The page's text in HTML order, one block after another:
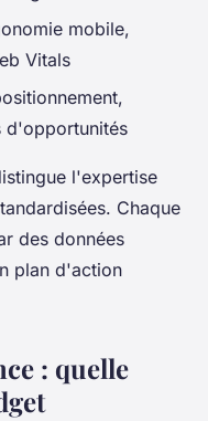
mobile,
Vitals
d'opportunités
l'expertise
Chaque
des données
plan d'action
: quelle